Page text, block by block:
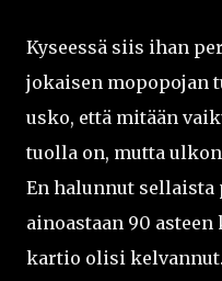
Kyseessä siis ihan
jokaisen mopopojan
usko, että mitään
tuolla on, mutta
En halunnut
ainoastaan 90
kartio olisi